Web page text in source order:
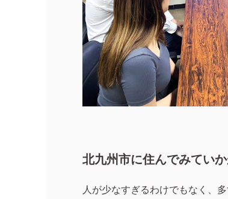
北九州市に住んでみてい
人が少なすぎるわけでもなく、